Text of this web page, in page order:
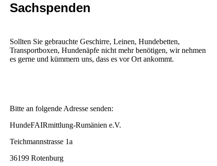
Sachspenden
Sollten Sie gebrauchte Geschirre, Leinen, Hundebetten,
Transportboxen, Hundenäpfe nicht mehr benötigen, wir nehmen
es gerne und kümmern uns, dass es vor Ort ankommt.
Bitte an folgende Adresse senden:
HundeFAIRmittlung-Rumänien e.V.
Teichmannstrasse 1a
36199 Rotenburg